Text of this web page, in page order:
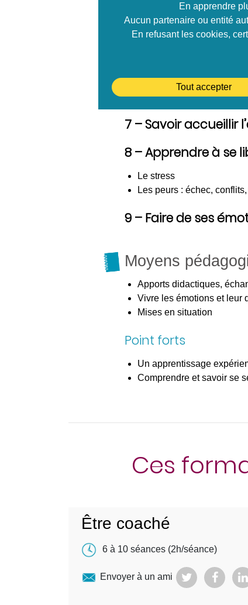
4 – L’écoute du
Développer écoute,
6 – Apprendre à
7 – Savoir accueillir
8 – Apprendre à se
Le stress
Les peurs : échec,
9 – Faire de ses
Moyens
Apports didactiques,
Vivre les émotions et leur
Mises en situation
Point forts
Un apprentissage
Comprendre et savoir se
Ces
Être coaché
6 à 10 séances (2h/séance)
Envoyer à un ami
En apprendre
Aucun partenaire ou entité
En refusant les cookies,
Tout accepter